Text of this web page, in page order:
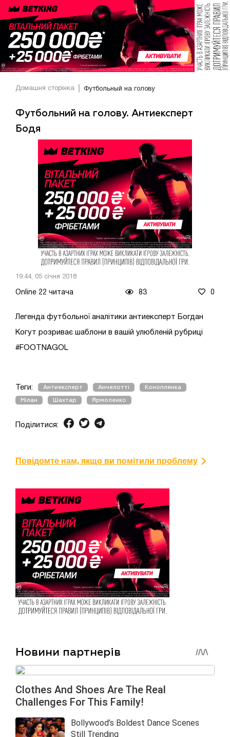
Домашня сторінка Футбольный на голову
Футбольний на голову. Антиексперт
Бодя
19:44, 05 січня 2018
Online 22 читача 83 0
Легенда футбольної аналітики антиексперт Богдан
Когут розриває шаблони в вашій улюбленій рубриці
#FOOTNAGOL
Теги: Антиексперт Анчелотті Коноплянка
Мілан Шахтар Ярмоленко
Поділитися:
Повідомте нам, якщо ви помітили проблему